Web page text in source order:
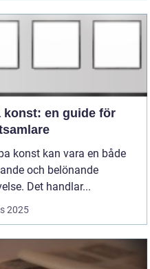
konst: en guide för
konst kan vara en både
och belönande
Det handlar...
2025